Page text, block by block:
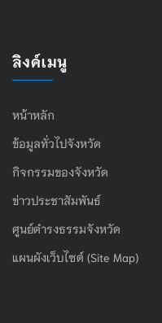
ลิงค์เมนู
หน้าหลัก
ข้อมูลทั่วไปจังหวัด
กิจกรรมของจังหวัด
ข่าวประชาสัมพันธ์
ศูนย์ดำรงธรรมจังหวัด
แผนผังเว็บไซต์ (Site Map)